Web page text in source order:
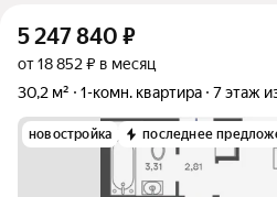
5 247 840 ₽
от 18 852 ₽ в месяц
30,2 м²
1-комн. квартира 7 этаж
новостройка последнее